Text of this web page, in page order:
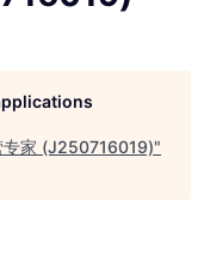
专家 (J250716019)"